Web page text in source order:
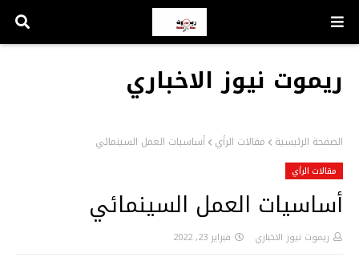
ريموت نيوز الاخباري
الصفحة الرئيسية مقالات الرأي أساسيات العمل السينمائي
مقالات الرأي
أساسيات العمل السينمائي
ريموت نيوز الاخباري فبراير 23, 2022